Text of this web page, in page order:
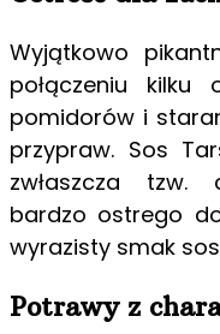
Wyjątkowo
połączeniu kilku
pomidorów i
przypraw. Sos
zwłaszcza tzw.
bardzo ostrego
wyrazisty smak
Potrawy z